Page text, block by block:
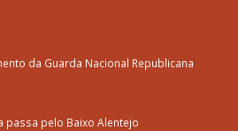
da Guarda Nacional Republicana
passa pelo Baixo Alentejo